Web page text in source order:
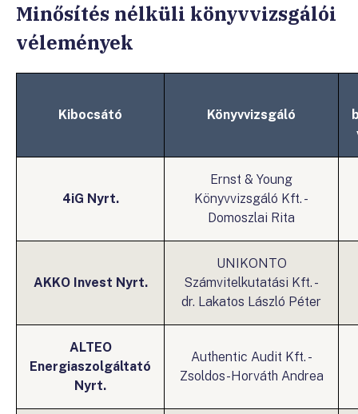
Minősítés nélküli könyvvizsgálói
vélemények
Kibocsátó Könyvvizsgáló
4iG Nyrt.
Ernst & Young
Könyvvizsgáló Kft. -
Domoszlai Rita
AKKO Invest Nyrt.
UNIKONTO
Számvitelkutatási Kft. -
dr. Lakatos László Péter
ALTEO
Energiaszolgáltató
Nyrt.
Authentic Audit Kft. -
Zsoldos-Horváth Andrea